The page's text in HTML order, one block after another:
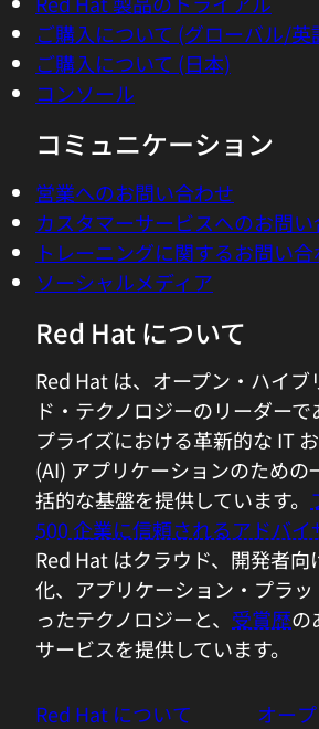
Submit
プラットフォーム
Red Hat AI
Red Hat Enterprise Linux
Red Hat OpenShift
Red Hat Ansible Automation
すべての製品を見る
ツール
トレーニングと認定
マイアカウント
カスタマーサポート
開発者向けリソース
Red Hat パートナーを探す
Red Hat Ecosystem Catalog
製品ドキュメント
試用、購入、販売
Red Hat 製品のトライアル